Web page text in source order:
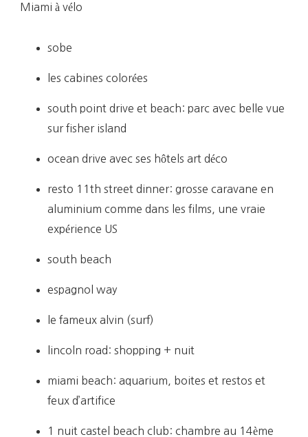
Miami à vélo
sobe
les cabines colorées
south point drive et beach: parc avec belle vue
sur fisher island
ocean drive avec ses hôtels art déco
resto 11th street dinner: grosse caravane en
aluminium comme dans les films, une vraie
expérience US
south beach
espagnol way
le fameux alvin (surf)
lincoln road: shopping + nuit
miami beach: aquarium, boites et restos et
feux d’artifice
1 nuit castel beach club: chambre au 14ème